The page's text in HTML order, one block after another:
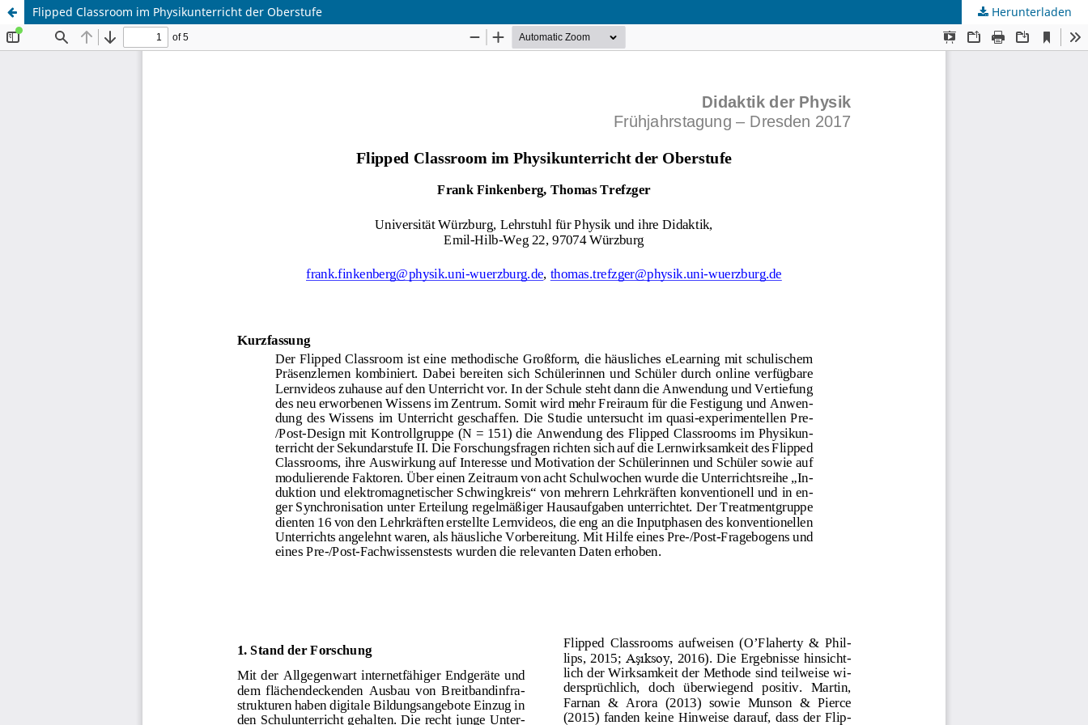
Flipped Classroom im Physikunterricht der Oberstufe Herunterladen